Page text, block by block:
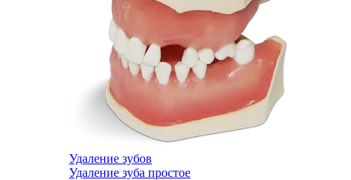
Удаление зубов
Удаление зуба простое